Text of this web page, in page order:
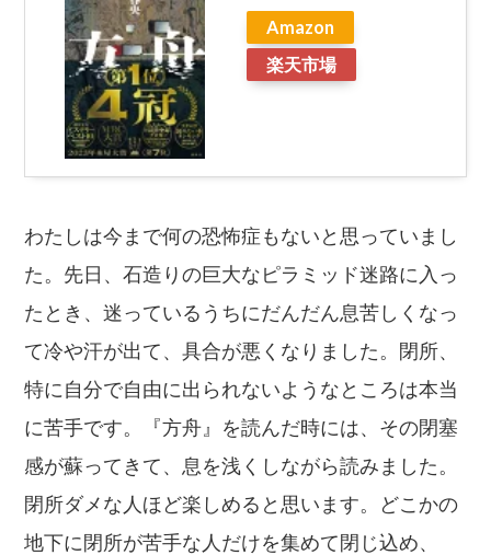
Amazon
楽天市場
わたしは今まで何の恐怖症もないと思っていまし
た。先日、石造りの巨大なピラミッド迷路に入っ
たとき、迷っているうちにだんだん息苦しくなっ
て冷や汗が出て、具合が悪くなりました。閉所、
特に自分で自由に出られないようなところは本当
に苦手です。『方舟』を読んだ時には、その閉塞
感が蘇ってきて、息を浅くしながら読みました。
閉所ダメな人ほど楽しめると思います。どこかの
地下に閉所が苦手な人だけを集めて閉じ込め、